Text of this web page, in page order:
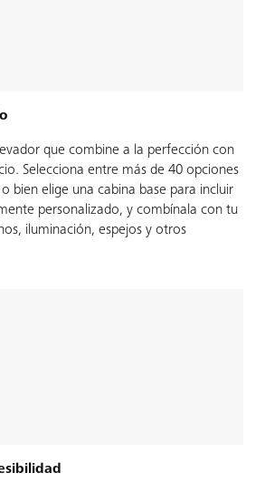
que combine a la perfección con
Selecciona entre más de 40 opciones
bien elige una cabina base para incluir
personalizado, y combínala con tu
iluminación, espejos y otros